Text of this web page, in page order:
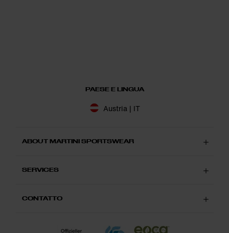
PAESE E LINGUA
Austria | IT
ABOUT MARTINI SPORTSWEAR
SERVICES
CONTATTO